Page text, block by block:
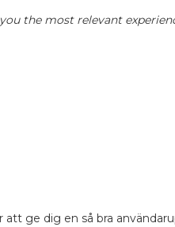
the most relevant
ge dig en så bra